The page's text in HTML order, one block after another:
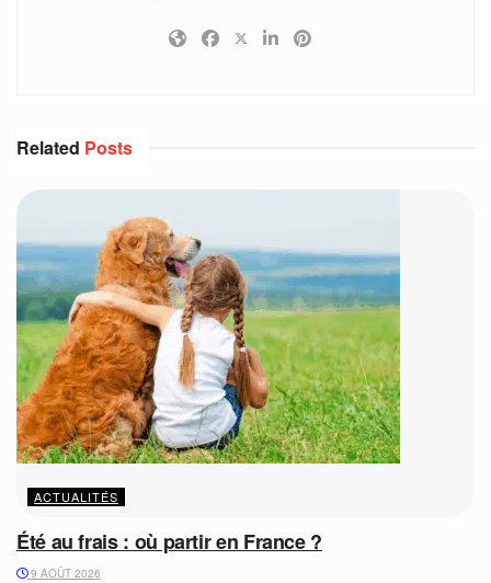
Related Posts
ACTUALITÉS
Été au frais : où partir en France ?
9 AOÛT 2026